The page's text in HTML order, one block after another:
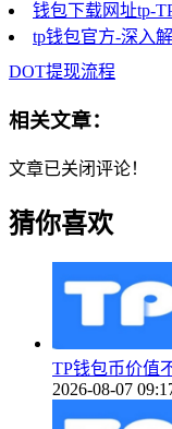
钱包下载网址tp-
tp钱包官方-深入
DOT提现流程
相关文章：
文章已关闭评论！
猜你喜欢
TP钱包币价值
2026-08-07